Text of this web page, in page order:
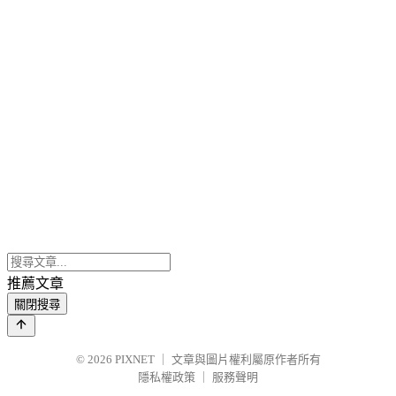
推薦文章
關閉搜尋
© 2026 PIXNET
文章與圖片權利屬原作者所有
隱私權政策
服務聲明